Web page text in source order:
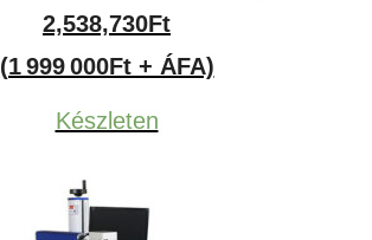
2,538,730Ft
(1 999 000Ft + ÁFA)
Készleten